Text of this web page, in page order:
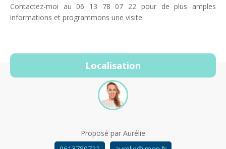
Contactez-moi au 06 13 78 07 22 pour de plus amples
informations et programmons une visite.
Localisation
Proposé par Aurélie